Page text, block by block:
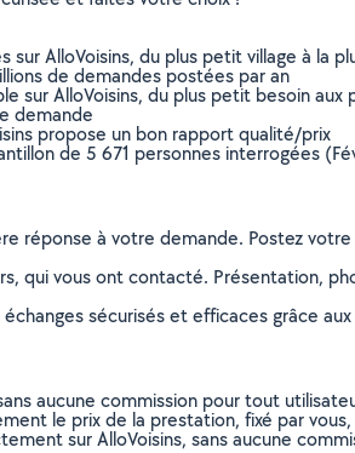
AlloVoisins, du plus petit village à la
de demandes postées par an
AlloVoisins, du plus petit besoin aux
demande
propose un bon rapport qualité/prix
de 5 671 personnes interrogées
réponse à votre demande. Postez
qui vous ont contacté. Présentation,
sécurisés et efficaces grâce
aucune commission pour tout
le prix de la prestation, fixé par
sur AlloVoisins, sans aucune